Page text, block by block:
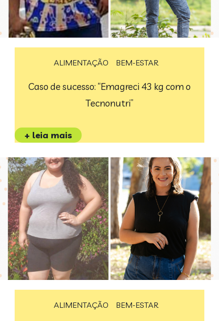
ALIMENTAÇÃO BEM-ESTAR
Caso de sucesso: “Emagreci 43 kg com o
Tecnonutri”
+ leia mais
ALIMENTAÇÃO BEM-ESTAR